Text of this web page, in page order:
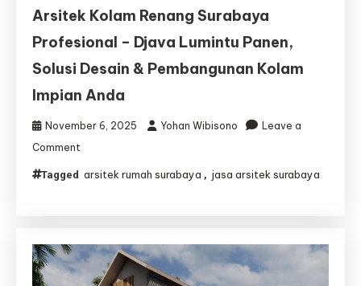
Arsitek Kolam Renang Surabaya
Profesional – Djava Lumintu Panen,
Solusi Desain & Pembangunan Kolam
Impian Anda
November 6, 2025 Yohan Wibisono
Leave a
Comment
Kolam
–
Djava
Lumintu
Tagged arsitek rumah surabaya , jasa arsitek surabaya